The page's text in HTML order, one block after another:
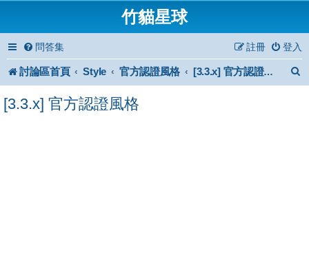
竹貓星球
問答集 登入
註冊
討論區首頁 Style 官方認證風格 [3.3.x] 官方認證風格
[3.3.x] 官方認證風格